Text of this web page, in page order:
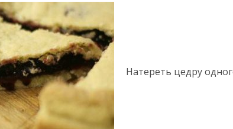
Натереть цедру